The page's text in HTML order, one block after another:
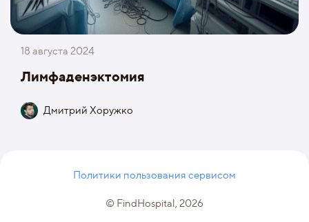
18 августа 2024
Лимфаденэктомия
Дмитрий Хоружко
Политики пользования сервисом
© FindHospital, 2026